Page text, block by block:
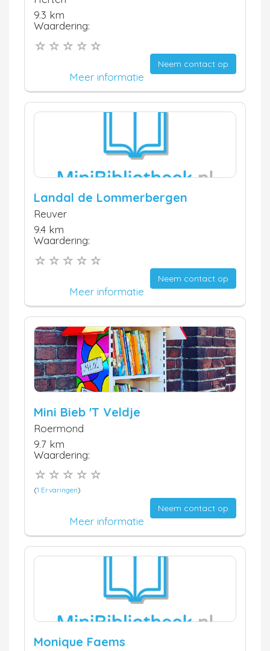
9.3 km
Waardering:
Neem contact op
Meer informatie
Landal de Lommerbergen
Reuver
9.4 km
Waardering:
Neem contact op
Meer informatie
Mini Bieb 'T Veldje
Roermond
9.7 km
Waardering:
(1 Ervaringen)
Neem contact op
Meer informatie
Monique Faems